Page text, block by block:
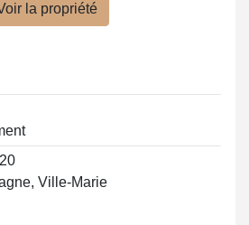
la propriété
Ville-Marie